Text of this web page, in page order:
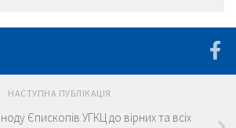
НАСТУПНА ПУБЛІКАЦІЯ
Єпископів УГКЦ до вірних та всіх